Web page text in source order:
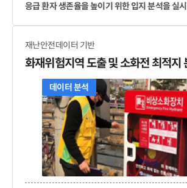
응급 환자 생존율을 높이기 위한 입지 분석을 실
재난안전데이터 기반
화재위험지역 도출 및 소화전 최적지
데이터 분석